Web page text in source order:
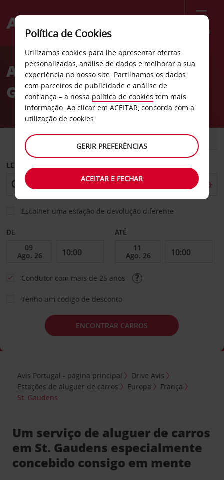
Menu
Welcome
AvisAluguer de carros St.
Gaudens
CARRO COMERCIAIS
LEVANTAR EM
Escolher uma estação de devolução diferente
DE ATÉ
Condutor com mais de 25 anos
Tenho um código de desconto
ENCONTRAR CARROS
Avis Portugal - página principal
Drive Avis
Estações de aluguer de carros
Europa
França
St. Gaudens
Um serviço de aluguer de carros
em St. Gaudens especialmente
concebido consigo em mente
Política de Cookies
Utilizamos cookies para lhe apresentar ofertas
personalizadas, análise de dados e melhorar a sua
experiência no nosso site. Partilhamos os dados
com parceiros de publicidade e análise de
confiança – a nossa política de cookies tem mais
informação. Ao clicar em ACEITAR, concorda com a
utilização de cookies.
GERIR PREFERÊNCIAS
ACEITAR E FECHAR